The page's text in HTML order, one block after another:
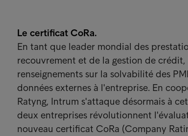
Le certificat CoRa.
En tant que leader mondial des
recouvrement et de la gestion de
renseignements sur la solvabilité des
données externes à l'entreprise. En
Ratyng, Intrum s'attaque désormais à
deux entreprises révolutionnent
nouveau certificat CoRa (Company